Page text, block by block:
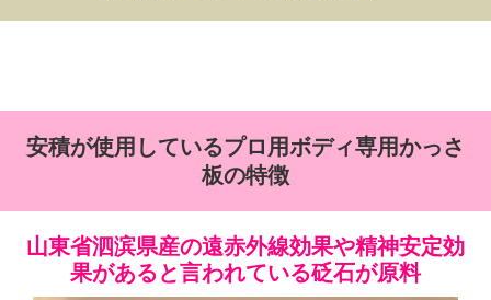
安積が使用しているプロ用ボディ専用かっさ
板の特徴
山東省泗滨県産の遠赤外線効果や精神安定効
果があると言われている砭石が原料